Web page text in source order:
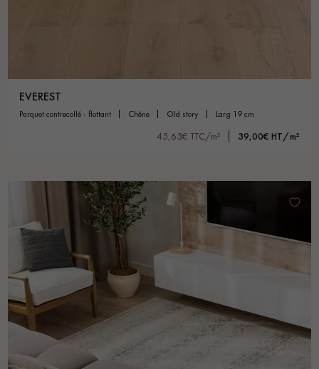
EVEREST
parquet contrecollé - flottant chêne old story larg 19 cm
45,63€ TTC/m² 39,00€ HT/m²